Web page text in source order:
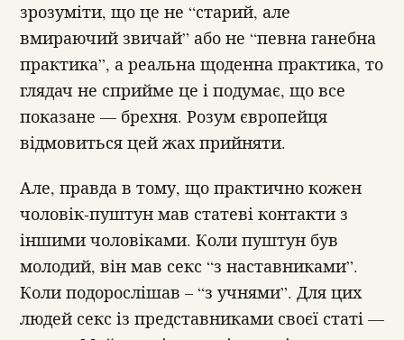
зрозуміти, що це не “старий, але
вмираючий звичай” або не “певна ганебна
практика”, а реальна щоденна практика, то
глядач не сприйме це і подумає, що все
показане — брехня. Розум європейця
відмовиться цей жах прийняти.
Але, правда в тому, що практично кожен
чоловік-пуштун мав статеві контакти з
іншими чоловіками. Коли пуштун був
молодий, він мав секс “з наставниками”.
Коли подорослішав – “з учнями”. Для цих
людей секс із представниками своєї статі —